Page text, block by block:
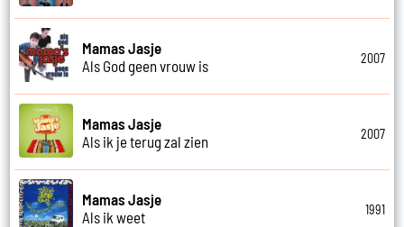
Mamas Jasje
Als God geen vrouw is
2007
Mamas Jasje
Als ik je terug zal zien
2007
Mamas Jasje
Als ik weet
1991